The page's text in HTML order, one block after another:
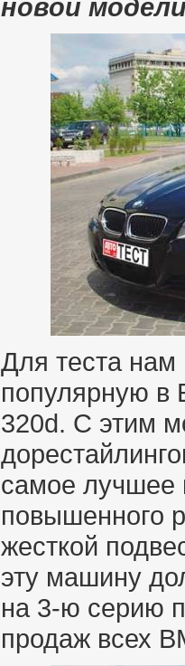
новой
Для теста
популярную в
320d. С этим
самое лучшее
повышенного
жесткой
эту машину
на 3-ю серию
продаж всех